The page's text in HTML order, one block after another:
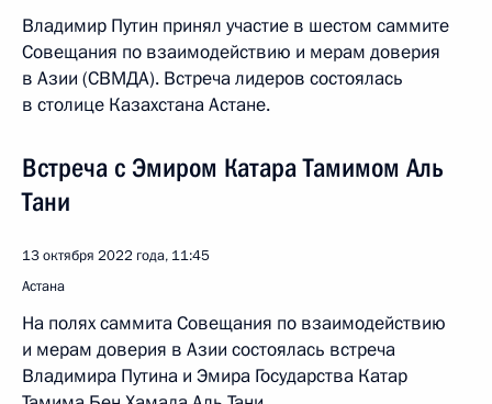
Владимир Путин принял участие в шестом саммите
Совещания по взаимодействию и мерам доверия
в Азии (СВМДА). Встреча лидеров состоялась
в столице Казахстана Астане.
Встреча с Эмиром Катара Тамимом Аль
Тани
13 октября 2022 года, 11:45
Астана
На полях саммита Совещания по взаимодействию
и мерам доверия в Азии состоялась встреча
Владимира Путина и Эмира Государства Катар